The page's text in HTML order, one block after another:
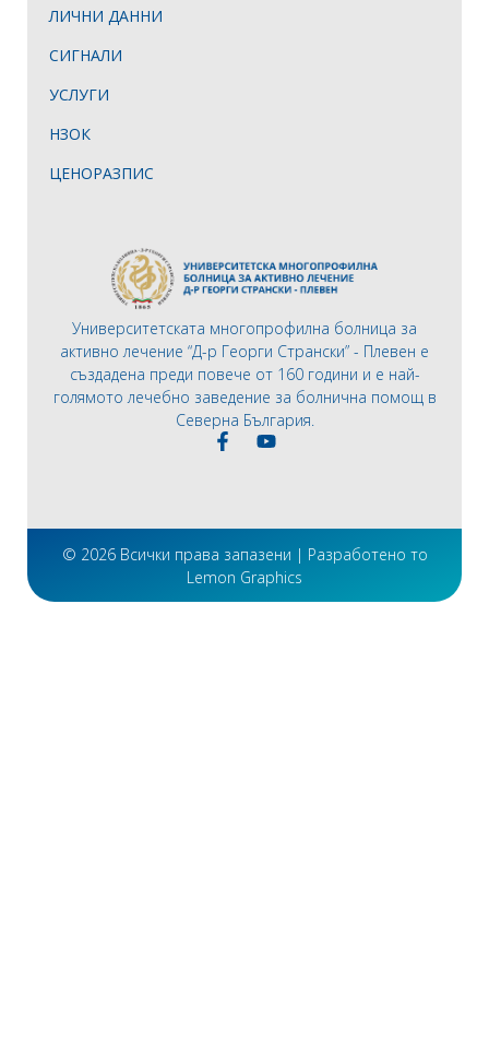
Университетската многопрофилна болница за
активно лечение “Д-р Георги Странски” - Плевен е
създадена преди повече от 160 години и е най-
голямото лечебно заведение за болнична помощ в
Северна България.
ЛИЧНИ ДАННИ
СИГНАЛИ
УСЛУГИ
НЗОК
ЦЕНОРАЗПИС
© 2026 Всички права запазени | Разработено то
Lemon Graphics